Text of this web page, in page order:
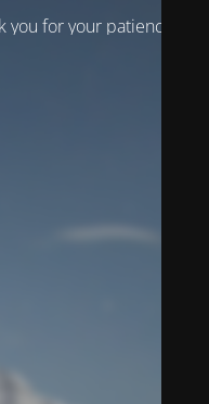
for your patience!